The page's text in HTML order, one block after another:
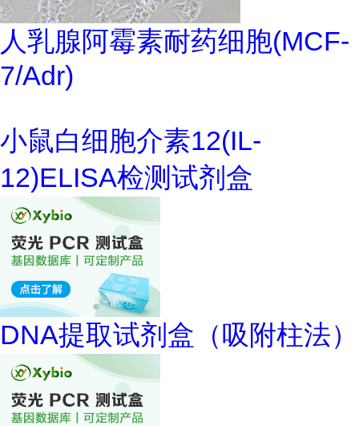
人乳腺阿霉素耐药细胞(MCF-
7/Adr)
小鼠白细胞介素12(IL-
12)ELISA检测试剂盒
DNA提取试剂盒（吸附柱法）